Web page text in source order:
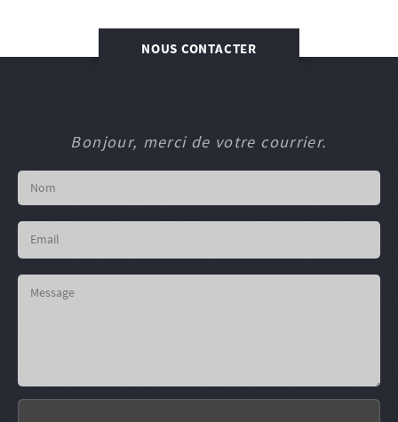
NOUS CONTACTER
Bonjour, merci de votre courrier.